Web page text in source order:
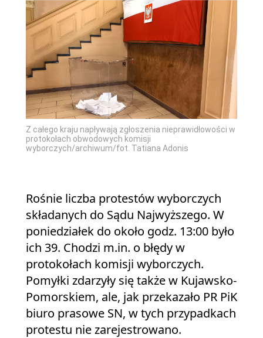
Z całego kraju napływają zgłoszenia nieprawidłowości w
protokołach obwodowych komisji
wyborczych/archiwum/fot. Tatiana Adonis
Rośnie liczba protestów wyborczych
składanych do Sądu Najwyższego. W
poniedziałek do około godz. 13:00 było
ich 39. Chodzi m.in. o błędy w
protokołach komisji wyborczych.
Pomyłki zdarzyły się także w Kujawsko-
Pomorskiem, ale, jak przekazało PR PiK
biuro prasowe SN, w tych przypadkach
protestu nie zarejestrowano.